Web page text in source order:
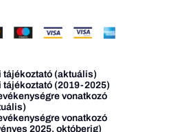
tájékoztató (aktuális)
(2019-2025)
vonatkozó
vonatkozó
2025. októberig)